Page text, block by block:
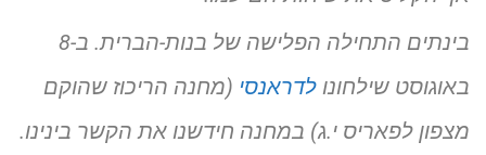
בינתים התחילה הפלישה של בנות-הברית. ב-8
באוגוסט שילחונו לדראנסי (מחנה הריכוז שהוקם
מצפון לפאריס י.ג) במחנה חידשנו את הקשר בינינו.